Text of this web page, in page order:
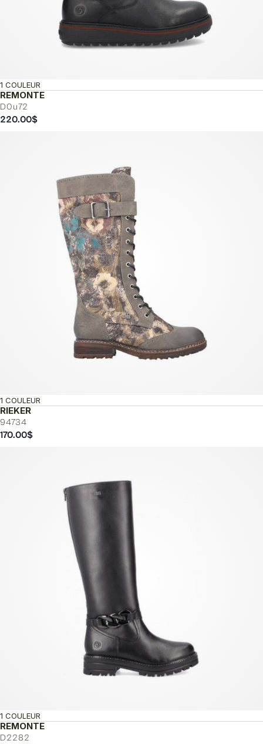
REMONTE
D0u72
1 COULEUR
220.00$
RIEKER
94734
1 COULEUR
170.00$
REMONTE
D2282
1 COULEUR